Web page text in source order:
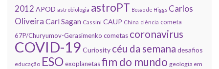
2012 APOD astrobiologia astroPT Bosão de Higgs Carlos
Oliveira Carl Sagan Cassini CAUP China ciência cometa
67P/Churyumov-Gerasimenko cometas coronavirus
COVID-19 Curiosity céu da semana desafios
educação ESOexoplanetasfim do mundo geologia em